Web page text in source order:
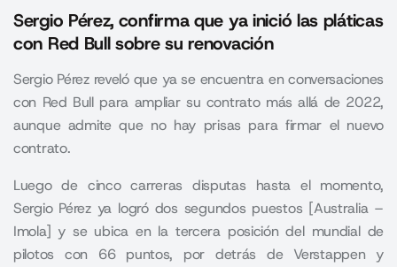
Sergio Pérez, confirma que ya inició las pláticas
con Red Bull sobre su renovación
Sergio Pérez reveló que ya se encuentra en conversaciones
con Red Bull para ampliar su contrato más allá de 2022,
aunque admite que no hay prisas para firmar el nuevo
contrato.
Luego de cinco carreras disputas hasta el momento,
Sergio Pérez ya logró dos segundos puestos [Australia –
Imola] y se ubica en la tercera posición del mundial de
pilotos con 66 puntos, por detrás de Verstappen y